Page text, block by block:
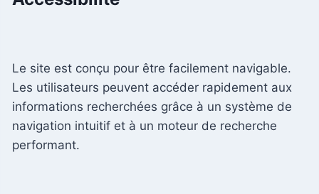
Le site est conçu pour être facilement navigable.
Les utilisateurs peuvent accéder rapidement aux
informations recherchées grâce à un système de
navigation intuitif et à un moteur de recherche
performant.